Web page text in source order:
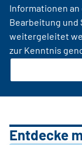
Informationen
Bearbeitung und
weitergeleitet
zur Kenntnis
Entdecke